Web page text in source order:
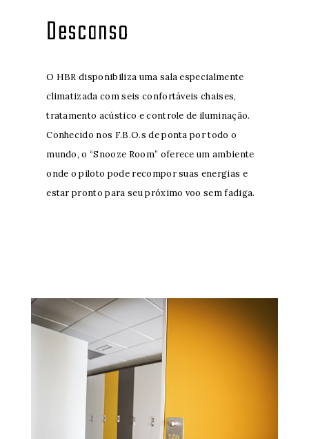
Descanso
O HBR disponibiliza uma sala especialmente
climatizada com seis confortáveis chaises,
tratamento acústico e controle de iluminação.
Conhecido nos F.B.O.s de ponta por todo o
mundo, o “Snooze Room” oferece um ambiente
onde o piloto pode recompor suas energias e
estar pronto para seu próximo voo sem fadiga.